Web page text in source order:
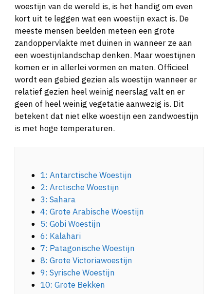
woestijn van de wereld is, is het handig om even
kort uit te leggen wat een woestijn exact is. De
meeste mensen beelden meteen een grote
zandoppervlakte met duinen in wanneer ze aan
een woestijnlandschap denken. Maar woestijnen
komen er in allerlei vormen en maten. Officieel
wordt een gebied gezien als woestijn wanneer er
relatief gezien heel weinig neerslag valt en er
geen of heel weinig vegetatie aanwezig is. Dit
betekent dat niet elke woestijn een zandwoestijn
is met hoge temperaturen.
1: Antarctische Woestijn
2: Arctische Woestijn
3: Sahara
4: Grote Arabische Woestijn
5: Gobi Woestijn
6: Kalahari
7: Patagonische Woestijn
8: Grote Victoriawoestijn
9: Syrische Woestijn
10: Grote Bekken